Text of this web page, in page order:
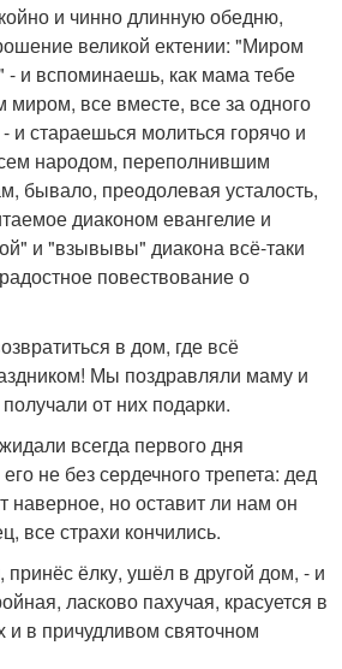
и чинно длинную обедню,
великой ектении: "Миром
и вспоминаешь, как мама тебе
миром, все вместе, все за одного
и стараешься молиться горячо и
народом, переполнившим
бывало, преодолевая усталость,
диаконом евангелие и
и "взывывы" диакона всё-таки
повествование о
в дом, где всё
Мы поздравляли маму и
от них подарки.
всегда первого дня
не без сердечного трепета: дед
наверное, но оставит ли нам он
все страхи кончились.
ёлку, ушёл в другой дом, - и
ласково пахучая, красуется в
и в причудливом святочном